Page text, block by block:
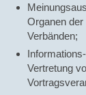
Organen
Verbänden;
Vertretung